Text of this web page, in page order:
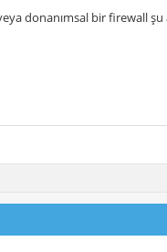
donanımsal bir firewall